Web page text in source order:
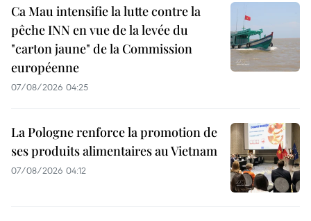
Ca Mau intensifie la lutte contre la
pêche INN en vue de la levée du
"carton jaune" de la Commission
européenne
07/08/2026 04:25
La Pologne renforce la promotion de
ses produits alimentaires au Vietnam
07/08/2026 04:12